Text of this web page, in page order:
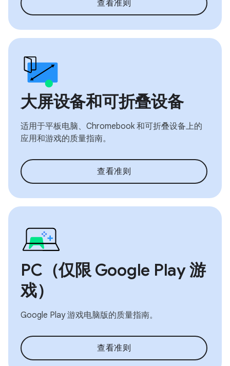
查看准则
大屏设备和可折叠设备
适用于平板电脑、Chromebook 和可折叠设备上的
应用和游戏的质量指南。
查看准则
PC（仅限 Google Play 游
戏）
Google Play 游戏电脑版的质量指南。
查看准则